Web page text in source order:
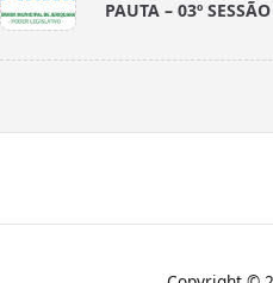
subtitle
screen-
PAUTA – 03º